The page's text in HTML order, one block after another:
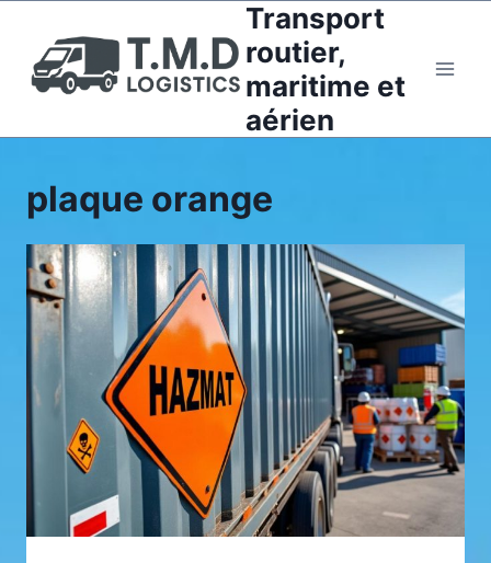
contenu
Transport
routier,
maritime et
aérien
plaque orange